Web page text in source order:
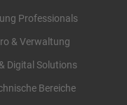
Professionals
& Verwaltung
Digital Solutions
Bereiche